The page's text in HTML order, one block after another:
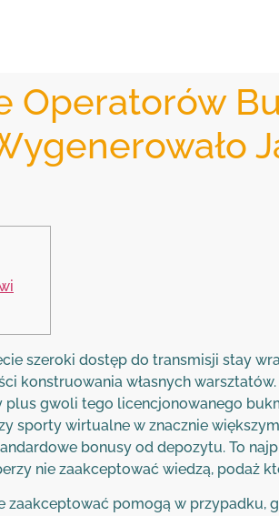
Operatorów
szeroki dostęp do transmisji stay
konstruowania własnych
gwoli tego licencjonowanego
sporty wirtualne w znacznie
bonusy od depozytu. To
nie zaakceptować wiedzą, podaż
zaakceptować pomogą w